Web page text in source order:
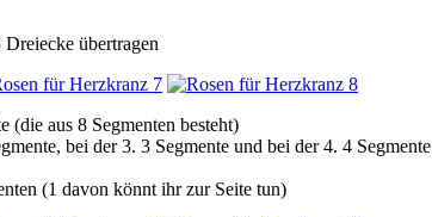
übertragen
(die aus 8 Segmenten besteht)
bei der 3. 3 Segmente und bei der 4. 4 Segmente
(1 davon könnt ihr zur Seite tun)